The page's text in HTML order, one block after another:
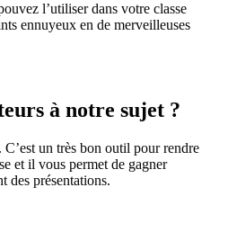
l’utiliser dans votre classe
ennuyeux en de merveilleuses
à notre sujet ?
un très bon outil pour rendre
et il vous permet de gagner
des présentations.